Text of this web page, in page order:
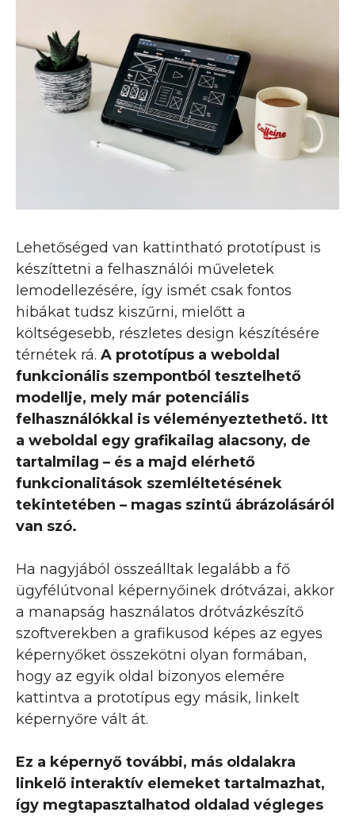
Lehetőséged van kattintható prototípust is
készíttetni a felhasználói műveletek
lemodellezésére, így ismét csak fontos
hibákat tudsz kiszűrni, mielőtt a
költségesebb, részletes design készítésére
térnétek rá. A prototípus a weboldal
funkcionális szempontból tesztelhető
modellje, mely már potenciális
felhasználókkal is véleményeztethető. Itt
a weboldal egy grafikailag alacsony, de
tartalmilag – és a majd elérhető
funkcionalitások szemléltetésének
tekintetében – magas szintű ábrázolásáról
van szó.
Ha nagyjából összeálltak legalább a fő
ügyfélútvonal képernyőinek drótvázai, akkor
a manapság használatos drótvázkészítő
szoftverekben a grafikusod képes az egyes
képernyőket összekötni olyan formában,
hogy az egyik oldal bizonyos elemére
kattintva a prototípus egy másik, linkelt
képernyőre vált át.
Ez a képernyő további, más oldalakra
linkelő interaktív elemeket tartalmazhat,
így megtapasztalhatod oldalad végleges